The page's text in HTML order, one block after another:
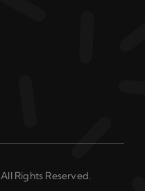
Rights Reserved.